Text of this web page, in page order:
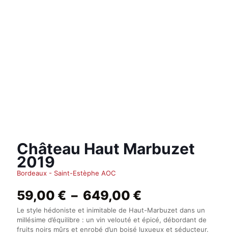
Château Haut Marbuzet
2019
Bordeaux - Saint-Estèphe AOC
59,00 € – 649,00 €
de
prix :
59,00 €
à
Le style hédoniste et inimitable de Haut-Marbuzet dans un
millésime d’équilibre : un vin velouté et épicé, débordant de
fruits noirs mûrs et enrobé d’un boisé luxueux et séducteur.